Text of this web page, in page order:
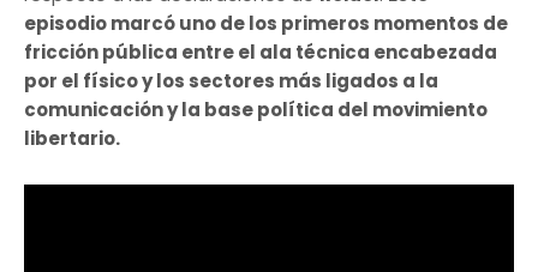
episodio marcó uno de los primeros momentos de
fricción pública entre el ala técnica encabezada
por el físico y los sectores más ligados a la
comunicación y la base política del movimiento
libertario.